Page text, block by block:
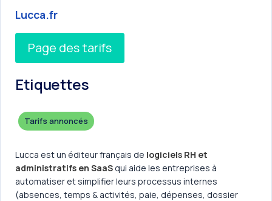
Lucca.fr
Page des tarifs
Etiquettes
Tarifs annoncés
Lucca est un éditeur français de logiciels RH et
administratifs en SaaS qui aide les entreprises à
automatiser et simplifier leurs processus internes
(absences, temps & activités, paie, dépenses, dossier